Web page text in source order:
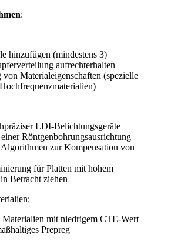
:
hinzufügen (mindestens 3)
aufrechterhalten
Materialeigenschaften (spezielle
LDI-Belichtungsgeräte
Röntgenbohrungsausrichtung
zur Kompensation von
für Platten mit hohem
Betracht ziehen
mit niedrigem CTE-Wert
Prepreg